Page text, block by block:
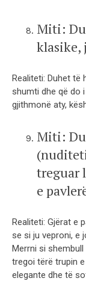
Miti:
klasike,
Realiteti: Duhet të
shumti dhe që do
gjithmonë aty,
Miti:
treguar
e
Realiteti: Gjërat e
se si ju veproni, e
Merrni si
tregoi tërë trupin
elegante dhe të